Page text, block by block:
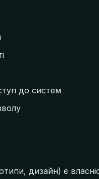
до систем
дизайн) є